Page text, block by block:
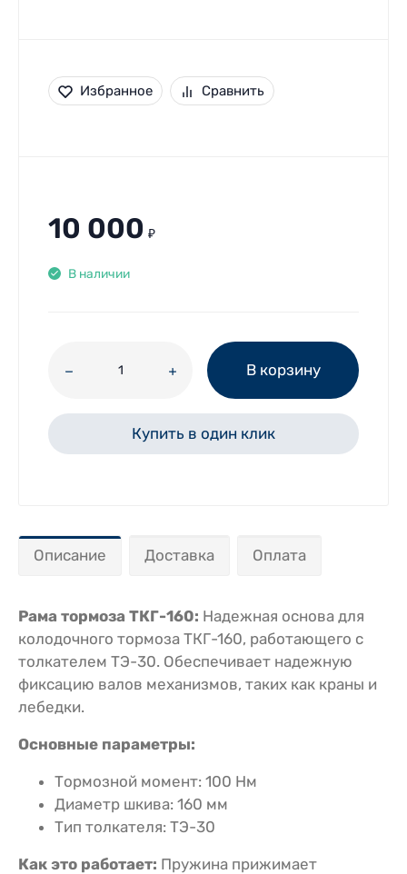
Избранное Сравнить
10 000 ₽
В наличии
В корзину
Купить в один клик
Описание Доставка Оплата
Рама тормоза ТКГ-160: Надежная основа для
колодочного тормоза ТКГ-160, работающего с
толкателем ТЭ-30. Обеспечивает надежную
фиксацию валов механизмов, таких как краны и
лебедки.
Основные параметры:
Тормозной момент: 100 Нм
Диаметр шкива: 160 мм
Тип толкателя: ТЭ-30
Как это работает: Пружина прижимает